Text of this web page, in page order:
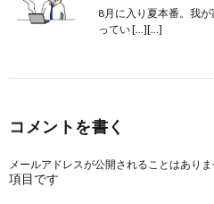
8月に入り夏本番。我
ってい […][…]
コメントを書く
メールアドレスが公開されることはありま
項目です